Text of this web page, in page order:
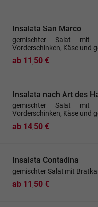
Insalata San Marco
gemischter Salat mit
Vorderschinken, Käse und
ab 11,50 €
Insalata nach Art des
gemischter Salat mit
Vorderschinken, Käse und
ab 14,50 €
Insalata Contadina
gemischter Salat mit
ab 11,50 €